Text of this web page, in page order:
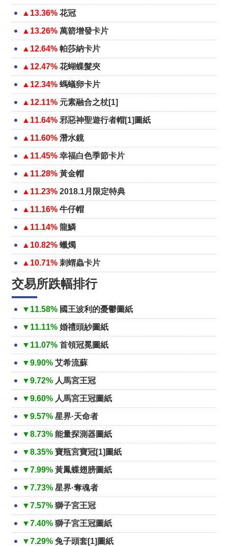
▲13.36% 花冠
▲13.26% 萬箭增發卡片
▲12.64% 帕莎納卡片
▲12.47% 花蝴蝶髮夾
▲12.34% 螞蟻卵卡片
▲12.11% 元素融合之杖[1]
▲11.64% 邪惡神聖遊行者帽[1]圖紙
▲11.60% 潛水鏡
▲11.45% 幸福白色季節卡片
▲11.28% 黃金帽
▲11.23% 2018.1月限定特典
▲11.16% 牛仔帽
▲11.14% 龍鱗
▲10.82% 蠟燭
▲10.71% 刺蝟蟲卡片
交易所跌幅排行
▼11.58% 國王波利的憂鬱圖紙
▼11.11% 婚禮頭紗圖紙
▼11.07% 首領冠冕圖紙
▼9.90% 艾希流蘇
▼9.72% 人馬宮王冠
▼9.60% 人馬宮王冠圖紙
▼9.57% 星界·天命者
▼8.73% 能量探測器圖紙
▼8.35% 寶瓶宮寶冠[1]圖紙
▼7.99% 黃鳳蝶翅膀圖紙
▼7.73% 星界·奪魂者
▼7.57% 獅子宮王冠
▼7.40% 獅子宮王冠圖紙
▼7.29% 兔子頭套[1]圖紙